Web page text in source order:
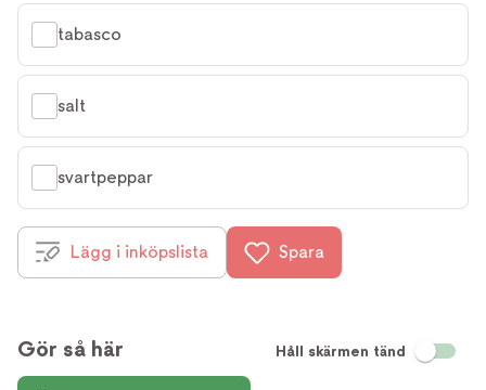
tabasco
salt
svartpeppar
Lägg i inköpslista Spara
Gör så här Håll skärmen tänd